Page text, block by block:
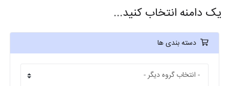
یک دامنه انتخاب کنید...
دسته بندی ها